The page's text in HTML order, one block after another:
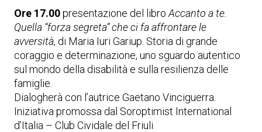
Ore 17.00presentazione del libro Accanto a te.
Quella “forza segreta” che ci fa affrontare le
avversità, di Maria Iuri Gariup. Storia di grande
coraggio e determinazione, uno sguardo autentico
sul mondo della disabilità e sulla resilienza delle
famiglie.
Dialogherà con l’autrice Gaetano Vinciguerra.
Iniziativa promossa dal Soroptimist International
d’Italia – Club Cividale del Friuli